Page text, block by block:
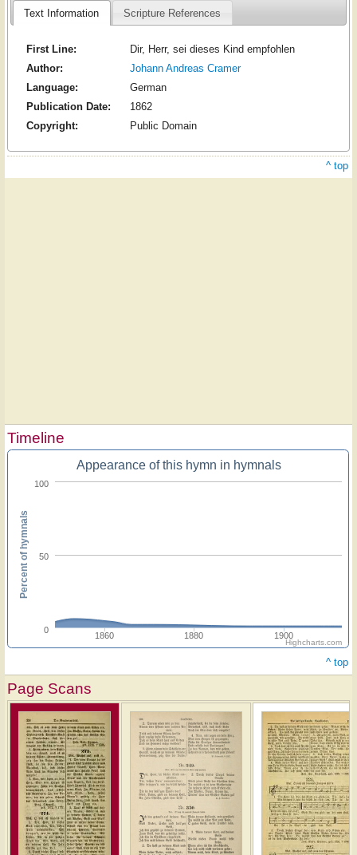
Text Information Scripture References
First Line:
Dir, Herr, sei dieses Kind empfohlen
Author:
Johann Andreas Cramer
Language:
German
Publication Date:
1862
Copyright:
Public Domain
^ top
Timeline
Appearance of this hymn in hymnals
1860 1880 1900
0
50
100
Percent of hymnals
Highcharts.com
^ top
Page Scans